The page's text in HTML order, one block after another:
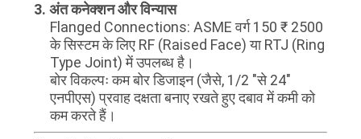
3. अंत कनेक्शन और विन्यास
Flanged Connections: ASME वर्ग 150 ₹ 2500
के सिस्टम के लिए RF (Raised Face) या RTJ (Ring
Type Joint) में उपलब्ध है।
बोर विकल्पः कम बोर डिजाइन (जैसे, 1/2 "से 24"
एनपीएस) प्रवाह दक्षता बनाए रखते हुए दबाव में कमी को
कम करते हैं।